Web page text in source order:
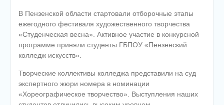
В Пензенской области стартовали отборочные этапы
ежегодного фестиваля художественного творчества
«Студенческая весна». Активное участие в конкурсной
программе приняли студенты ГБПОУ «Пензенский
колледж искусств».
Творческие коллективы колледжа представили на суд
экспертного жюри номера в номинации
«Хореографическое творчество». Выступления наших